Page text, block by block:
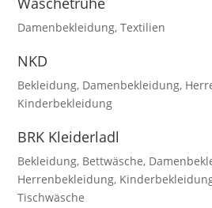
Damenbekleidung,Textilien
NKD
Bekleidung, Damenbekleidung,
Kinderbekleidung
BRK Kleiderladl
Bekleidung, Bettwäsche,
Herrenbekleidung,
Tischwäsche